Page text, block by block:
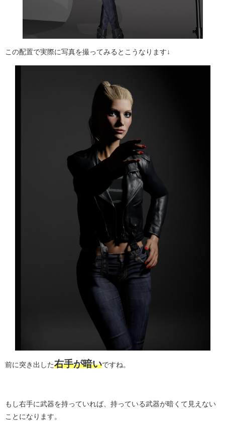
この配置で実際に写真を撮ってみるとこうなります↓
前に突き出した右手が暗いですね。
もし右手に武器を持っていれば、持っている武器が暗くて見えない
ことになります。